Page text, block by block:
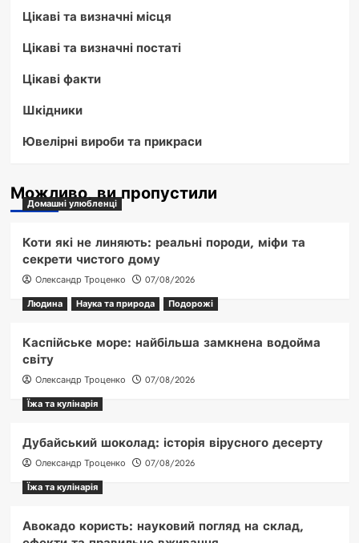
Цікаві та визначні місця
Цікаві та визначні постаті
Цікаві факти
Шкідники
Ювелірні вироби та прикраси
Можливо, ви пропустили
Домашні улюбленці
Коти які не линяють: реальні породи, міфи та
секрети чистого дому
Олександр Троценко
07/08/2026
Людина
Наука та природа Подорожі
Каспійське море: найбільша замкнена водойма
світу
Олександр Троценко
07/08/2026
Їжа та кулінарія
Дубайський шоколад: історія вірусного десерту
Олександр Троценко
07/08/2026
Їжа та кулінарія
Авокадо користь: науковий погляд на склад,